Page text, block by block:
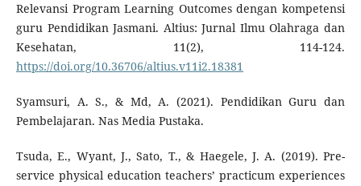
Relevansi Program Learning Outcomes dengan kompetensi
guru Pendidikan Jasmani. Altius: Jurnal Ilmu Olahraga dan
Kesehatan, 11(2), 114-124.
https://doi.org/10.36706/altius.v11i2.18381
Syamsuri, A. S., & Md, A. (2021). Pendidikan Guru dan
Pembelajaran. Nas Media Pustaka.
Tsuda, E., Wyant, J., Sato, T., & Haegele, J. A. (2019). Pre-
service physical education teachers’ practicum experiences